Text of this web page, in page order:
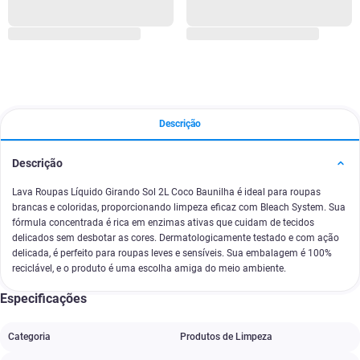
Descrição
Descrição
Lava Roupas Líquido Girando Sol 2L Coco Baunilha é ideal para roupas
brancas e coloridas, proporcionando limpeza eficaz com Bleach System. Sua
fórmula concentrada é rica em enzimas ativas que cuidam de tecidos
delicados sem desbotar as cores. Dermatologicamente testado e com ação
delicada, é perfeito para roupas leves e sensíveis. Sua embalagem é 100%
reciclável, e o produto é uma escolha amiga do meio ambiente.
Especificações
Categoria Produtos de Limpeza